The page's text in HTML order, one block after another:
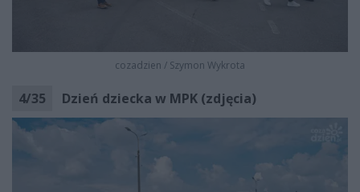
cozadzien / Szymon Wykrota
4/35 Dzień dziecka w MPK (zdjęcia)